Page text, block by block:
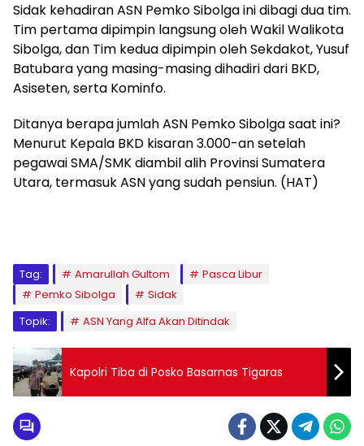
Sidak kehadiran ASN Pemko Sibolga ini dibagi dua tim.
Tim pertama dipimpin langsung oleh Wakil Walikota
Sibolga, dan Tim kedua dipimpin oleh Sekdakot, Yusuf
Batubara yang masing-masing dihadiri dari BKD,
Asiseten, serta Kominfo.
Ditanya berapa jumlah ASN Pemko Sibolga saat ini?
Menurut Kepala BKD kisaran 3.000-an setelah
pegawai SMA/SMK diambil alih Provinsi Sumatera
Utara, termasuk ASN yang sudah pensiun. (HAT)
Tag: Amarullah Gultom
Pasca Libur
Pemko Sibolga
Sidak
Topik:
ASN Yang Alfa Akan Ditindak
Kapolri Tiba di Posko Basarnas Tigaras